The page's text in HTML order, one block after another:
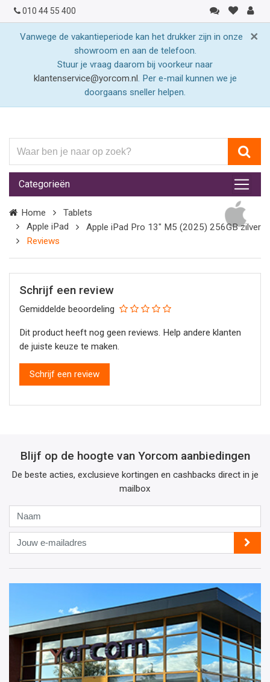
010 44 55 400
×
Vanwege de vakantieperiode kan het drukker zijn in onze
showroom en aan de telefoon.
Stuur je vraag daarom bij voorkeur naar
klantenservice@yorcom.nl. Per e-mail kunnen we je
doorgaans sneller helpen.
ben
je
naar
op
zoek?
Categorieën
Home
Tablets
Apple iPad
Apple iPad Pro 13" M5 (2025) 256GB zilver
Reviews
Schrijf een review
Gemiddelde beoordeling
Dit product heeft nog geen reviews. Help andere klanten
de juiste keuze te maken.
Schrijf een review
Blijf op de hoogte van Yorcom aanbiedingen
De beste acties, exclusieve kortingen en cashbacks direct in je
mailbox
Jouw
e-
mailadres